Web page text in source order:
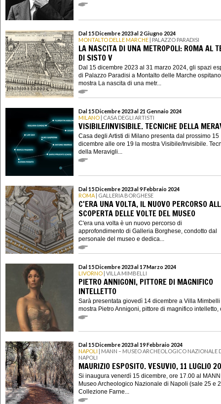
Dal 15 Dicembre 2023 al 2 Giugno 2024
MONTALTO DELLE MARCHE | PALAZZO PARADISI
LA NASCITA DI UNA METROPOLI: ROMA AL
DI SISTO V
Dal 15 dicembre 2023 al 31 marzo 2024, gli spazi
di Palazzo Paradisi a Montalto delle Marche
mostra La nascita di una metr...
Dal 15 Dicembre 2023 al 21 Gennaio 2024
MILANO | CASA DEGLI ARTISTI
VISIBILE/INVISIBILE. TECNICHE DELLA
Casa degli Artisti di Milano presenta dal prossimo 15
dicembre alle ore 19 la mostra Visibile/Invisibile.
della Meravigli...
Dal 15 Dicembre 2023 al 9 Febbraio 2024
ROMA | GALLERIA BORGHESE
C'ERA UNA VOLTA, IL NUOVO PERCORSO
SCOPERTA DELLE VOLTE DEL MUSEO
C'era una volta è un nuovo percorso di
approfondimento di Galleria Borghese, condotto dal
personale del museo e dedica...
Dal 15 Dicembre 2023 al 17 Marzo 2024
LIVORNO | VILLA MIMBELLI
PIETRO ANNIGONI, PITTORE DI MAGNIFICO
INTELLETTO
Sarà presentata giovedì 14 dicembre a Villa
mostra Pietro Annigoni, pittore di magnifico intelletto,
Dal 15 Dicembre 2023 al 19 Febbraio 2024
NAPOLI | MANN – MUSEO ARCHEOLOGICO NAZIONALE
NAPOLI
MAURIZIO ESPOSITO. VESUVIO, 11 LUGLIO
Si inaugura venerdì 15 dicembre, ore 17.00 al
Museo Archeologico Nazionale di Napoli (sale 25 e
Collezione Farne...